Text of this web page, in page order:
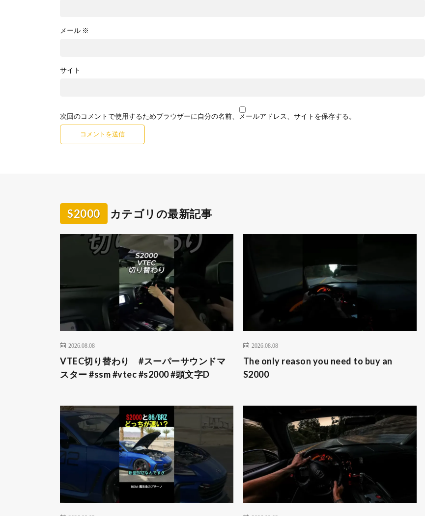
メール ※
サイト
次回のコメントで使用するためブラウザーに自分の名前、メールアドレス、サイトを保存する。
S2000 カテゴリの最新記事
2026.08.08
VTEC切り替わり #スーパーサウンドマ
スター #ssm #vtec #s2000 #頭文字D
2026.08.08
The only reason you need to buy an
S2000